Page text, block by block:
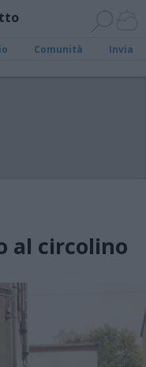
Comunità Invia
al circolino